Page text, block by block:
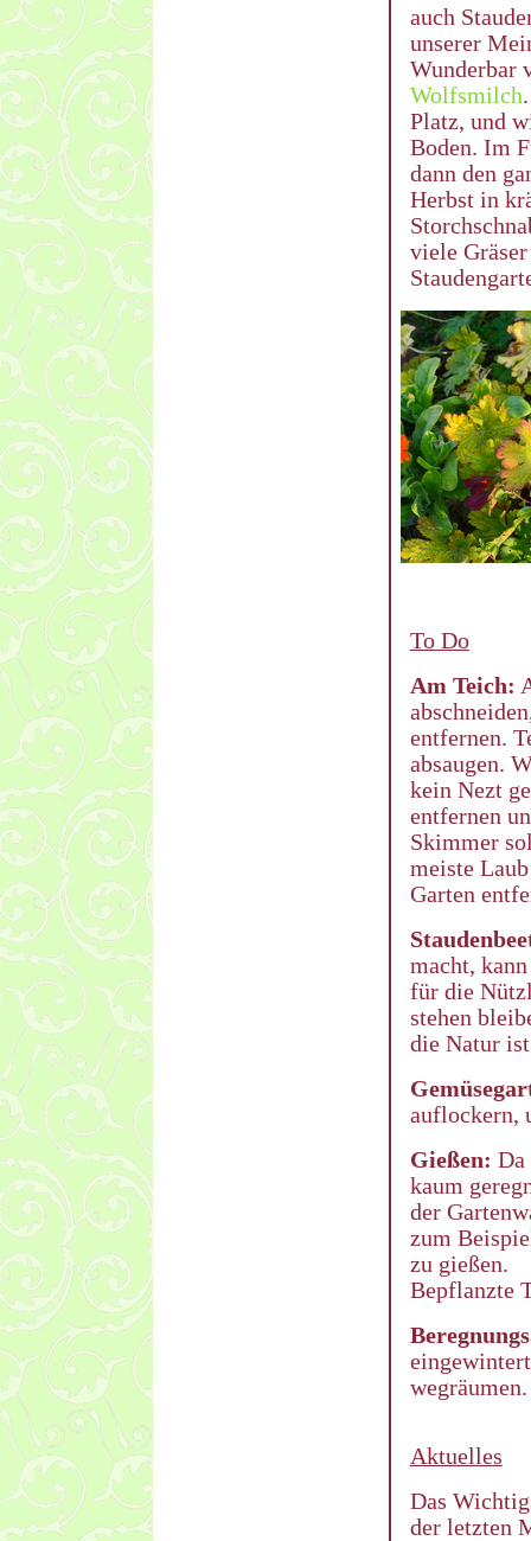
auch
unserer
Wunderbar
Wolfsmilch
Platz, und
Boden. Im
dann den
Herbst in
viele
To Do
Am Teich:
entfernen.
absaugen.
kein Nezt
entfernen
Skimmer
meiste
Garten
macht,
für die
stehen
die Natur
auflockern,
Gießen: Da
kaum
der
zum
zu gießen.
Bepflanzte
wegräumen.
Aktuelles
Das
der letzten